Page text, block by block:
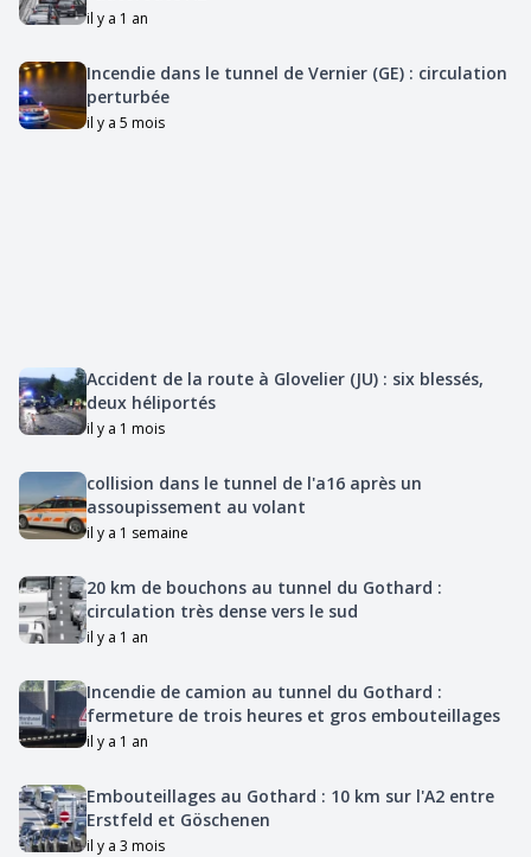
il y a 1 an
Incendie dans le tunnel de Vernier (GE) : circulation
perturbée
il y a 5 mois
Accident de la route à Glovelier (JU) : six blessés,
deux héliportés
il y a 1 mois
collision dans le tunnel de l'a16 après un
assoupissement au volant
il y a 1 semaine
20 km de bouchons au tunnel du Gothard :
circulation très dense vers le sud
il y a 1 an
Incendie de camion au tunnel du Gothard :
fermeture de trois heures et gros embouteillages
il y a 1 an
Embouteillages au Gothard : 10 km sur l'A2 entre
Erstfeld et Göschenen
il y a 3 mois